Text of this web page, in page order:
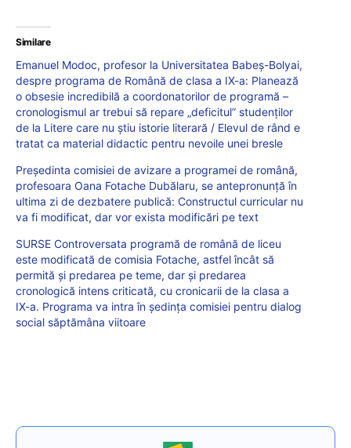
Similare
Emanuel Modoc, profesor la Universitatea Babeș-Bolyai,
despre programa de Română de clasa a IX-a: Planează
o obsesie incredibilă a coordonatorilor de programă –
cronologismul ar trebui să repare „deficitul” studenților
de la Litere care nu știu istorie literară / Elevul de rând e
tratat ca material didactic pentru nevoile unei bresle
Președinta comisiei de avizare a programei de română,
profesoara Oana Fotache Dubălaru, se antepronunță în
ultima zi de dezbatere publică: Constructul curricular nu
va fi modificat, dar vor exista modificări pe text
SURSE Controversata programă de română de liceu
este modificată de comisia Fotache, astfel încât să
permită și predarea pe teme, dar și predarea
cronologică intens criticată, cu cronicarii de la clasa a
IX-a. Programa va intra în ședința comisiei pentru dialog
social săptămâna viitoare